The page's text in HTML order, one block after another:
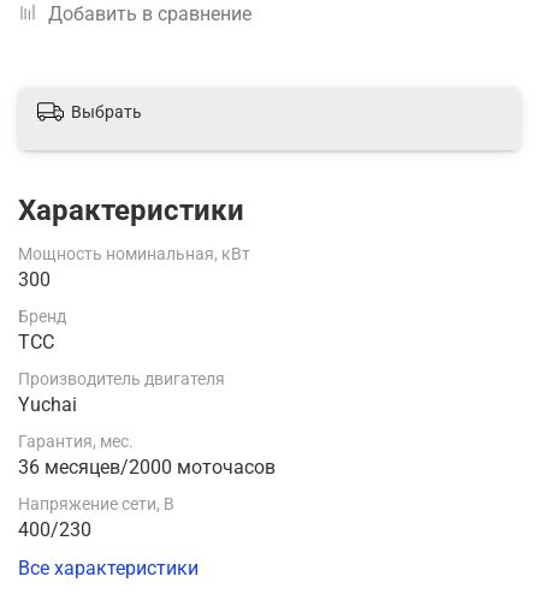
Добавить в сравнение
Выбрать
Характеристики
Мощность номинальная, кВт
300
Бренд
ТСС
Производитель двигателя
Yuchai
Гарантия, мес.
36 месяцев/2000 моточасов
Напряжение сети, В
400/230
Все характеристики